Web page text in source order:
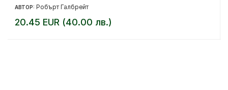
АВТОР: Робърт Галбрейт
20.45 EUR (40.00 лв.)